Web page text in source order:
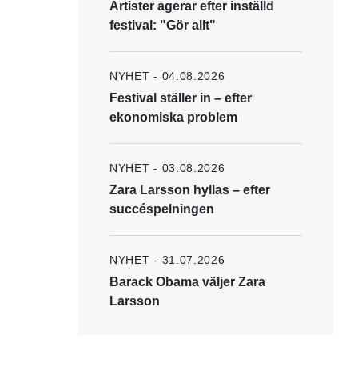
Artister agerar efter inställd
festival: "Gör allt"
NYHET - 04.08.2026
Festival ställer in – efter
ekonomiska problem
NYHET - 03.08.2026
Zara Larsson hyllas – efter
succéspelningen
NYHET - 31.07.2026
Barack Obama väljer Zara
Larsson